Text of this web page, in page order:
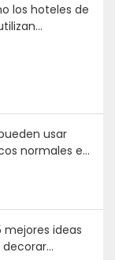
los hoteles de
usar
normales en
mejores ideas
decorar